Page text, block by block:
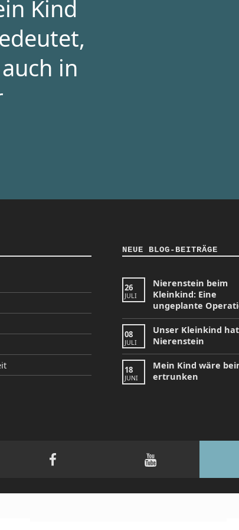
Kind
in
NEUE BLOG-BEITRÄGE
26
JULI
Nierenstein beim
Kleinkind: Eine
ungeplante
08
JULI
Unser Kleinkind
Nierenstein
18
JUNI
Mein Kind wäre
ertrunken